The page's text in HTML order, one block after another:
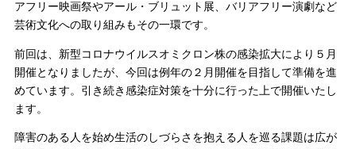
アフリー映画祭やアール・ブリュット展、バリアフリー演劇など
芸術文化への取り組みもその一環です。
前回は、新型コロナウイルスオミクロン株の感染拡大により５月
開催となりましたが、今回は例年の２月開催を目指して準備を進
めています。引き続き感染症対策を十分に行った上で開催いたし
ます。
障害のある人を始め生活のしづらさを抱える人を巡る課題は広が